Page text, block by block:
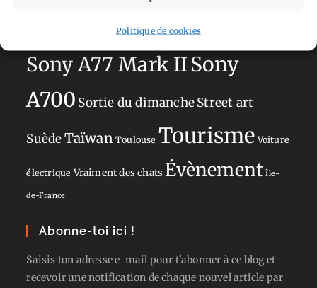
Politique de cookies
Paris
Sans adresseSavoie
Sony A77 Mark IISony
A700 Sortie du dimancheStreet art
SuèdeTaïwan Toulouse Tourisme Voiture
électrique Vraiment des chats Évènement Île-
de-France
Abonne-toi ici !
Saisis ton adresse e-mail pour t'abonner à ce blog et
recevoir une notification de chaque nouvel article par